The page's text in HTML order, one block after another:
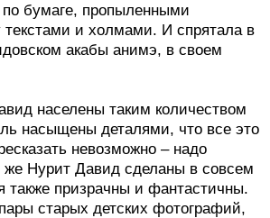
бумаге, пропыленными
и холмами. И спрятала в
акабы анимэ, в своем
населены таким количеством
насыщены деталями, что все это
невозможно – надо
же Нурит Давид сделаны в совсем
также призрачны и фантастичны.
старых детских фотографий,